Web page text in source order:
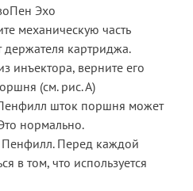
Эхо
механическую часть
картриджа.
инъектора, верните его
(см. рис. А)
шток поршня может
нормально.
Перед каждой
в том, что используется